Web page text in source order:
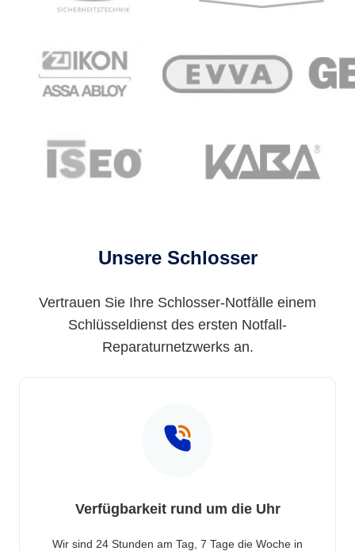
Unsere Schlosser
Vertrauen Sie Ihre Schlosser-Notfälle einem
Schlüsseldienst des ersten Notfall-
Reparaturnetzwerks an.
Verfügbarkeit rund um die Uhr
Wir sind 24 Stunden am Tag, 7 Tage die Woche in